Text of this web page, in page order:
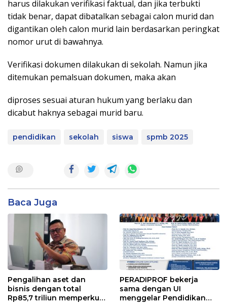
harus dilakukan verifikasi faktual, dan jika terbukti
tidak benar, dapat dibatalkan sebagai calon murid dan
digantikan oleh calon murid lain berdasarkan peringkat
nomor urut di bawahnya.
Verifikasi dokumen dilakukan di sekolah. Namun jika
ditemukan pemalsuan dokumen, maka akan
diproses sesuai aturan hukum yang berlaku dan
dicabut haknya sebagai murid baru.
pendidikan sekolah siswa spmb 2025
Baca Juga
Pengalihan aset dan
bisnis dengan total
Rp85,7 triliun memperkuat
PERADIPROF bekerja
sama dengan UI
menggelar Pendidikan